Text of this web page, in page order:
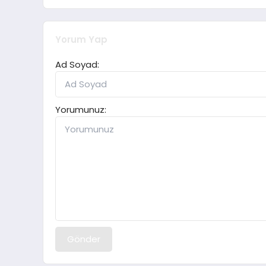
Yorum Yap
Ad Soyad:
Yorumunuz:
Gönder